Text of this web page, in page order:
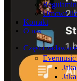
Regulamin
Umowa
Kontakt
O nas
Często
Evermusic